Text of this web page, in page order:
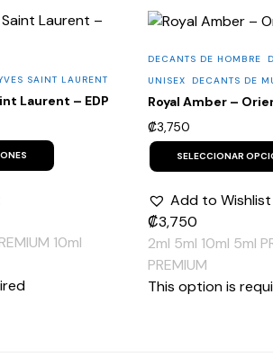
SAINT LAURENT
Laurent – EDP
may
10ml
DECANTS DE HOMBRE
UNISEX
DECANTS DE
Royal Amber –
₡3,750
SELECCIONAR
Add to Wishlist
₡3,750
2ml 5ml 10ml 5ml
PREMIUM
This option is